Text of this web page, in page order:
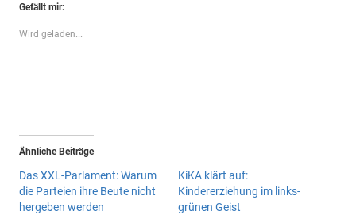
Gefällt mir:
Wird geladen...
Ähnliche Beiträge
Das XXL-Parlament: Warum
die Parteien ihre Beute nicht
hergeben werden
KiKA klärt auf:
Kindererziehung im links-
grünen Geist